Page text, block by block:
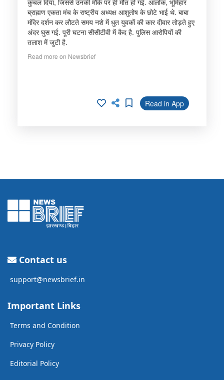
कुचल दिया, जिससे उनकी मौके पर ही मौत हो गई. आलोक, भूमिहार
ब्राह्मण एकता मंच के राष्ट्रीय अध्यक्ष आशुतोष के छोटे भाई थे. बाबा
मंदिर दर्शन कर लौटते समय नशे में धुत युवकों की कार दीवार तोड़ते हुए
अंदर घुस गई. पूरी घटना सीसीटीवी में कैद है. पुलिस आरोपियों की
तलाश में जुटी है.
Read more on Newsbrief
Read in App
Contact us
support@newsbrief.in
Important Links
Terms and Condition
Privacy Policy
Editorial Policy